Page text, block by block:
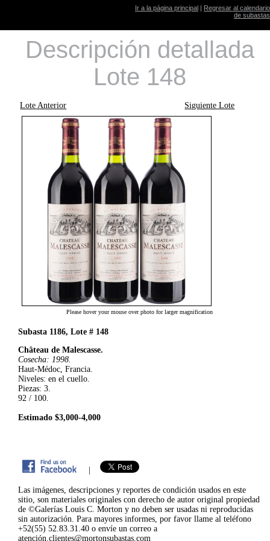
Ir a la página principal | Regresar al calendario
de subastas
Descripción detallada
Lote 148
Lote Anterior Siguiente Lote
Please hover your mouse over photo for larger magnification
Subasta 1186, Lote # 148
Château de Malescasse.
Cosecha: 1998.
Haut-Médoc, Francia.
Niveles: en el cuello.
Piezas: 3.
92 / 100.
Estimado $3,000-4,000
|
Las imágenes, descripciones y reportes de condición usados en este
sitio, son materiales originales con derecho de autor original propiedad
de ©Galerías Louis C. Morton y no deben ser usadas ni reproducidas
sin autorización. Para mayores informes, por favor llame al teléfono
+52(55) 52.83.31.40 o envíe un correo a
atención.clientes@mortonsubastas.com